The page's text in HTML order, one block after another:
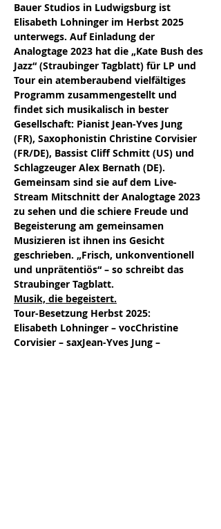
Bauer Studios in Ludwigsburg ist
Elisabeth Lohninger im Herbst 2025
unterwegs. Auf Einladung der
Analogtage 2023 hat die „Kate Bush des
Jazz“ (Straubinger Tagblatt) für LP und
Tour ein atemberaubend vielfältiges
Programm zusammengestellt und
findet sich musikalisch in bester
Gesellschaft: Pianist Jean-Yves Jung
(FR), Saxophonistin Christine Corvisier
(FR/DE), Bassist Cliff Schmitt (US) und
Schlagzeuger Alex Bernath (DE).
Gemeinsam sind sie auf dem Live-
Stream Mitschnitt der Analogtage 2023
zu sehen und die schiere Freude und
Begeisterung am gemeinsamen
Musizieren ist ihnen ins Gesicht
geschrieben. „Frisch, unkonventionell
und unprätentiös“ – so schreibt das
Straubinger Tagblatt.
Musik, die begeistert.
Tour-Besetzung Herbst 2025:
Elisabeth Lohninger – vocChristine
Corvisier – saxJean-Yves Jung –